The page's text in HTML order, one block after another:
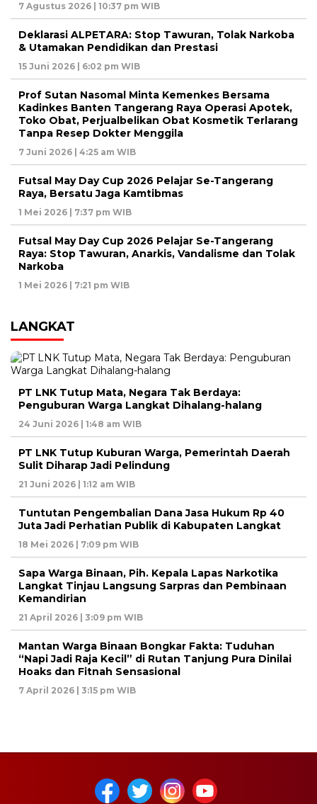
7 Agustus 2026 | 10:37 pm WIB
Deklarasi ALPETARA: Stop Tawuran, Tolak Narkoba
& Utamakan Pendidikan dan Prestasi
15 Juni 2026 | 6:02 pm WIB
Prof Sutan Nasomal Minta Kemenkes Bersama
Kadinkes Banten Tangerang Raya Operasi Apotek,
Toko Obat, Perjualbelikan Obat Kosmetik Terlarang
Tanpa Resep Dokter Menggila
7 Juni 2026 | 4:25 am WIB
Futsal May Day Cup 2026 Pelajar Se-Tangerang
Raya, Bersatu Jaga Kamtibmas
1 Mei 2026 | 7:37 pm WIB
Futsal May Day Cup 2026 Pelajar Se-Tangerang
Raya: Stop Tawuran, Anarkis, Vandalisme dan Tolak
Narkoba
1 Mei 2026 | 7:21 pm WIB
LANGKAT
PT LNK Tutup Mata, Negara Tak Berdaya:
Penguburan Warga Langkat Dihalang-halang
24 Juni 2026 | 1:48 am WIB
PT LNK Tutup Kuburan Warga, Pemerintah Daerah
Sulit Diharap Jadi Pelindung
21 Juni 2026 | 1:12 am WIB
Tuntutan Pengembalian Dana Jasa Hukum Rp 40
Juta Jadi Perhatian Publik di Kabupaten Langkat
18 Mei 2026 | 7:09 pm WIB
Sapa Warga Binaan, Pih. Kepala Lapas Narkotika
Langkat Tinjau Langsung Sarpras dan Pembinaan
Kemandirian
21 April 2026 | 3:09 pm WIB
Mantan Warga Binaan Bongkar Fakta: Tuduhan
“Napi Jadi Raja Kecil” di Rutan Tanjung Pura Dinilai
Hoaks dan Fitnah Sensasional
7 April 2026 | 3:15 pm WIB